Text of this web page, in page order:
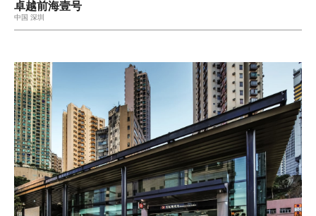
卓越前海壹号
中国 深圳